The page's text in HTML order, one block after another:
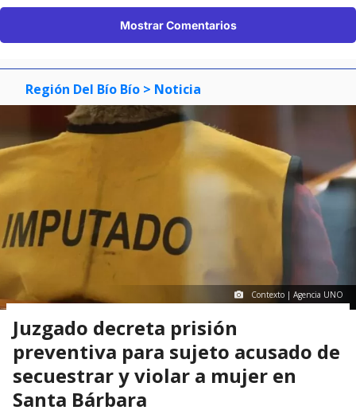
Mostrar Comentarios
Región Del Bío Bío > Noticia
Contexto | Agencia UNO
Juzgado decreta prisión
preventiva para sujeto acusado de
secuestrar y violar a mujer en
Santa Bárbara